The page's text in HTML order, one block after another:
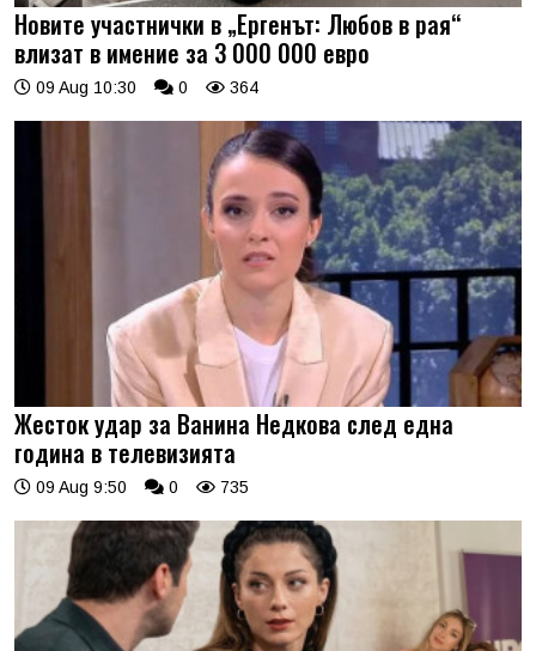
Новите участнички в „Ергенът: Любов в рая“
влизат в имение за 3 000 000 евро
09 Aug 10:30 0 364
Жесток удар за Ванина Недкова след една
година в телевизията
09 Aug 9:50 0 735